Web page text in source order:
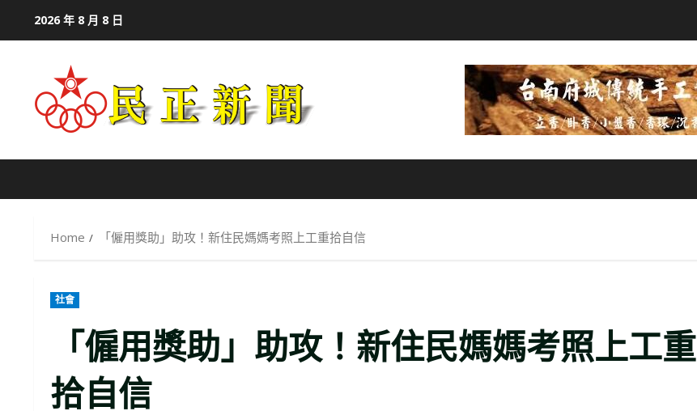
2026 年 8 月 8 日
Home 「僱用獎助」助攻！新住民媽媽考照上工重拾自信
社會
「僱用獎助」助攻！新住民媽媽考照上工重
拾自信